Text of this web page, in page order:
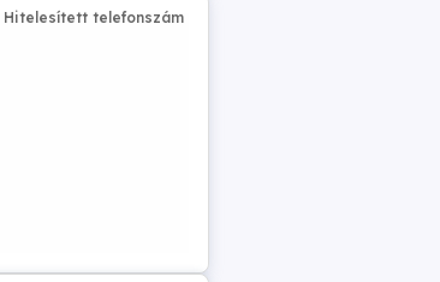
Hitelesített telefonszám